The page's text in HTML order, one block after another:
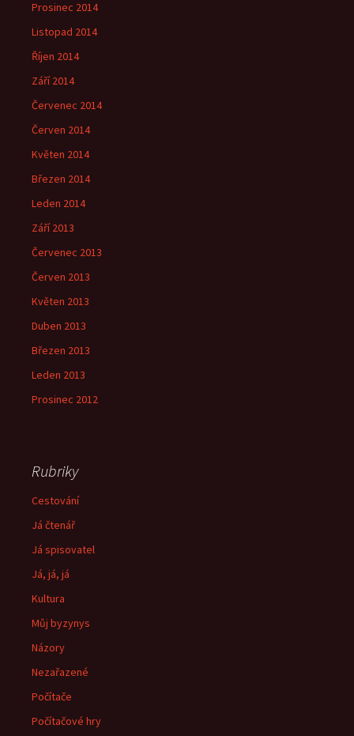
Prosinec 2014
Listopad 2014
Říjen 2014
Září 2014
Červenec 2014
Červen 2014
Květen 2014
Březen 2014
Leden 2014
Září 2013
Červenec 2013
Červen 2013
Květen 2013
Duben 2013
Březen 2013
Leden 2013
Prosinec 2012
Rubriky
Cestování
Já čtenář
Já spisovatel
Já, já, já
Kultura
Můj byzynys
Názory
Nezařazené
Počítače
Počítačové hry